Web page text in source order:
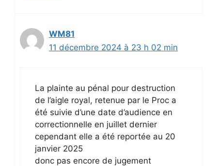
WM81
11 décembre 2024 à 23 h 02 min
La plainte au pénal pour destruction
de l’aigle royal, retenue par le Proc a
été suivie d’une date d’audience en
correctionnelle en juillet dernier
cependant elle a été reportée au 20
janvier 2025
donc pas encore de jugement